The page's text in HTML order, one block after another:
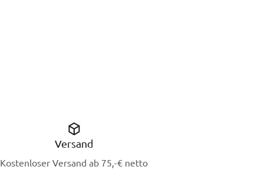
Versand
Kostenloser Versand ab 75,-€ netto